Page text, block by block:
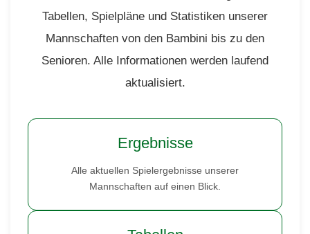
Tabellen, Spielpläne und Statistiken unserer
Mannschaften von den Bambini bis zu den
Senioren. Alle Informationen werden laufend
aktualisiert.
Ergebnisse
Alle aktuellen Spielergebnisse unserer
Mannschaften auf einen Blick.